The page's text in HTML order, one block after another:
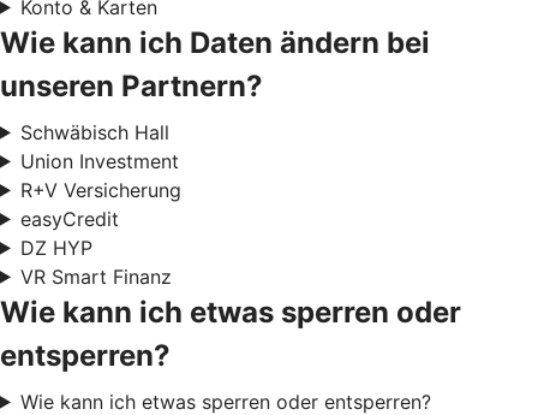
Konto & Karten
Wie kann ich Daten ändern bei
unseren Partnern?
Schwäbisch Hall
Union Investment
R+V Versicherung
easyCredit
DZ HYP
VR Smart Finanz
Wie kann ich etwas sperren oder
entsperren?
Wie kann ich etwas sperren oder entsperren?